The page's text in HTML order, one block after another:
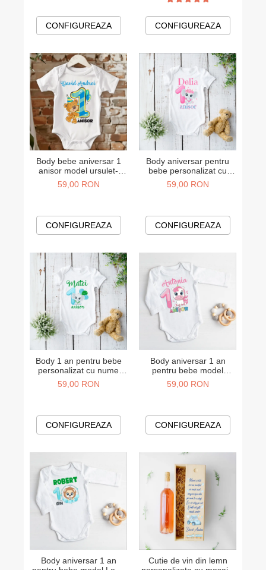
CONFIGUREAZA CONFIGUREAZA
Body bebe aniversar 1
anisor model ursulet-
baietel
59,00 RON
CONFIGUREAZA
Body aniversar pentru
bebe personalizat cu
nume model Elefantel -
fetita
59,00 RON
CONFIGUREAZA
Body 1 an pentru bebe
personalizat cu nume
model Elefantel - baietel
59,00 RON
CONFIGUREAZA
Body aniversar 1 an
pentru bebe model
Unicorn - fetita
59,00 RON
CONFIGUREAZA
Body aniversar 1 an
Cutie de vin din lemn